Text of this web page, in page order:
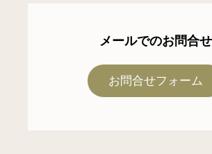
メールでのお問合せ
お問合せフォーム